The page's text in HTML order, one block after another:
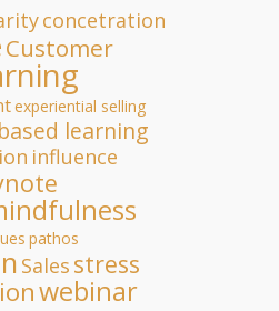
concetration
Customer
experiential selling
learning
influence
pathos
Sales stress
webinar